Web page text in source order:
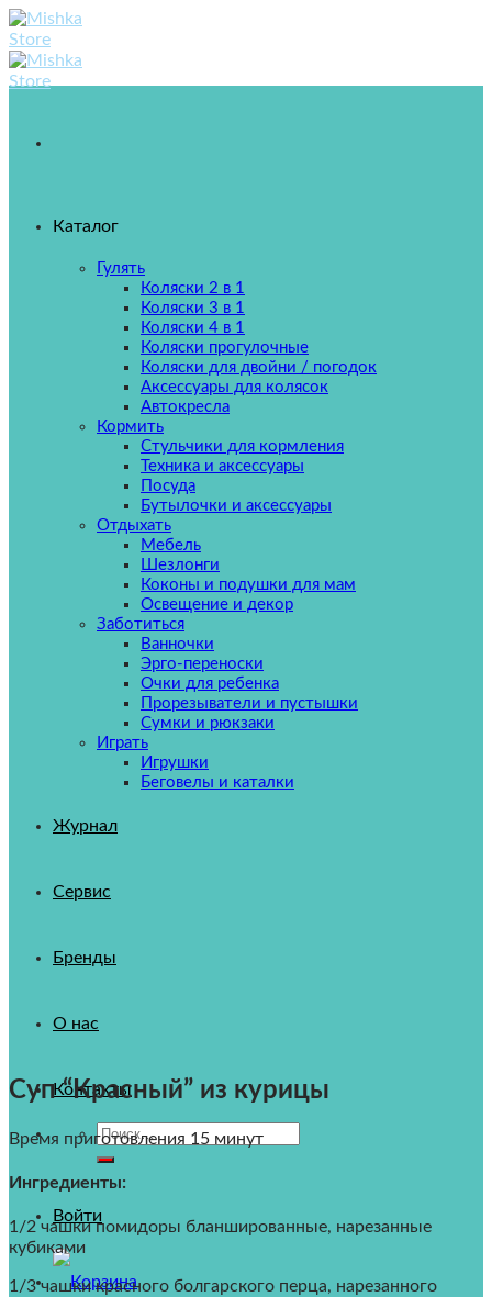
Skip
to
content
Каталог
Гулять
Коляски 2 в 1
Коляски 3 в 1
Коляски 4 в 1
Коляски прогулочные
Коляски для двойни / погодок
Аксессуары для колясок
Автокресла
Кормить
Стульчики для кормления
Техника и аксессуары
Посуда
Бутылочки и аксессуары
Отдыхать
Мебель
Шезлонги
Коконы и подушки для мам
Освещение и декор
Заботиться
Ванночки
Эрго-переноски
Очки для ребенка
Прорезыватели и пустышки
Сумки и рюкзаки
Играть
Игрушки
Беговелы и каталки
Журнал
Сервис
Бренды
О нас
Контакты
Искать:
Войти
Суп “Красный” из курицы
Время приготовления 15 минут
Ингредиенты:
1/2 чашки помидоры бланшированные, нарезанные
кубиками
1/3 чашки красного болгарского перца, нарезанного